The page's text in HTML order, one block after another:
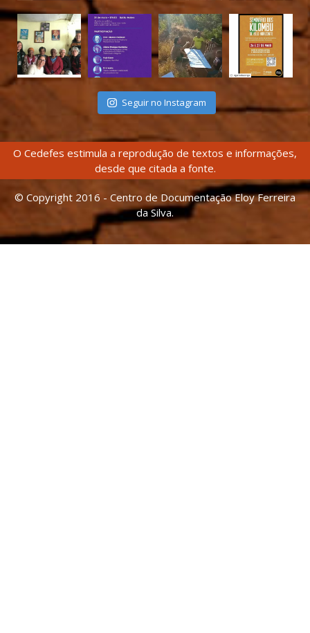
Seguir no Instagram
O Cedefes estimula a reprodução de textos e informações,
desde que citada a fonte.
© Copyright 2016 - Centro de Documentação Eloy Ferreira
da Silva.